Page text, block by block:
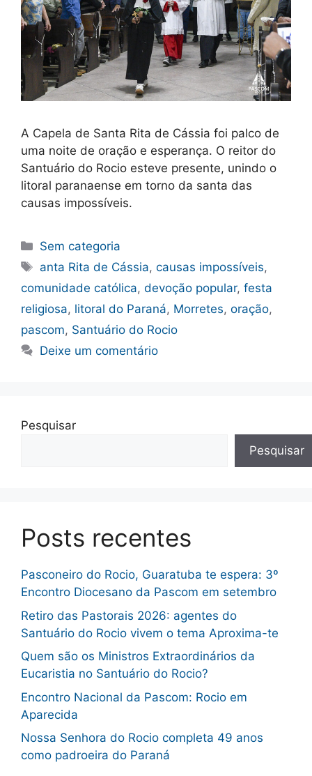
A Capela de Santa Rita de Cássia foi palco de
uma noite de oração e esperança. O reitor do
Santuário do Rocio esteve presente, unindo o
litoral paranaense em torno da santa das
causas impossíveis.
Categorias
Sem categoria
Tags
anta Rita de Cássia,causas impossíveis,
comunidade católica, devoção popular, festa
religiosa, litoral do Paraná, Morretes, oração,
pascom, Santuário do Rocio
Deixe um comentário
Pesquisar
Pesquisar
Posts recentes
Pasconeiro do Rocio, Guaratuba te espera: 3º
Encontro Diocesano da Pascom em setembro
Retiro das Pastorais 2026: agentes do
Santuário do Rocio vivem o tema Aproxima-te
Quem são os Ministros Extraordinários da
Eucaristia no Santuário do Rocio?
Encontro Nacional da Pascom: Rocio em
Aparecida
Nossa Senhora do Rocio completa 49 anos
como padroeira do Paraná